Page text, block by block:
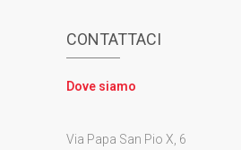
CONTATTACI
Dove siamo
Via Papa San Pio X, 6